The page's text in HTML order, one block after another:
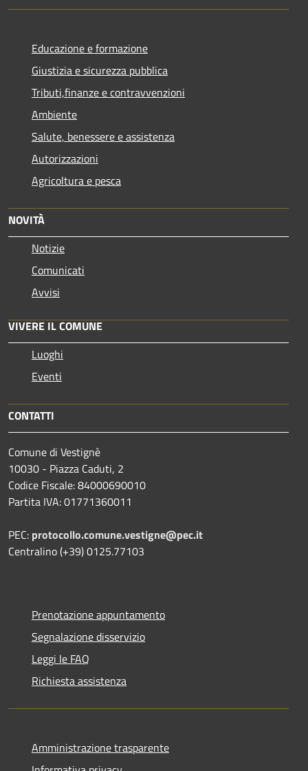
Educazione e formazione
Giustizia e sicurezza pubblica
Tributi,finanze e contravvenzioni
Ambiente
Salute, benessere e assistenza
Autorizzazioni
Agricoltura e pesca
NOVITÀ
Notizie
Comunicati
Avvisi
VIVERE IL COMUNE
Luoghi
Eventi
CONTATTI
Comune di Vestignè
10030 - Piazza Caduti, 2
Codice Fiscale: 84000690010
Partita IVA: 01771360011
PEC: protocollo.comune.vestigne@pec.it
Centralino (+39) 0125.77103
Prenotazione appuntamento
Segnalazione disservizio
Leggi le FAQ
Richiesta assistenza
Amministrazione trasparente